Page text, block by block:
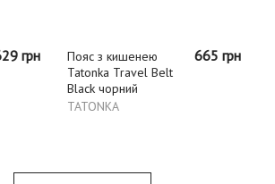
Пояс з кишенею
Tatonka Travel Belt
Black чорний
TATONKA
665 грн
Пояс